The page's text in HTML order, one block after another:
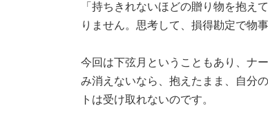
「持ちきれないほどの贈り物を抱
りません。思考して、損得勘定で物
今回は下弦月ということもあり、ナ
み消えないなら、抱えたまま、自分
トは受け取れないのです。